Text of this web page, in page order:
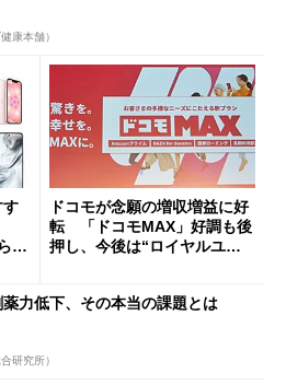
康本舗）
す
お
ドコモが念願の増収増益に好
転 「ドコモMAX」好調も後
押し、今後は“ロイヤルユー
薬力低下、その本当の課題とは
研究所）